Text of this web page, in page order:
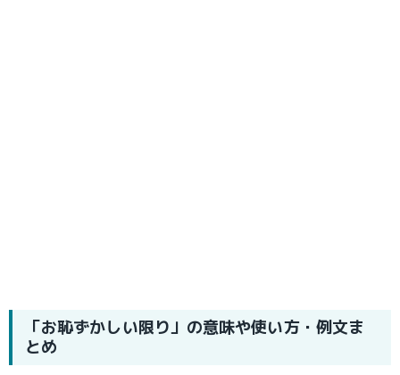
「お恥ずかしい限り」の意味や使い方・例文ま
とめ